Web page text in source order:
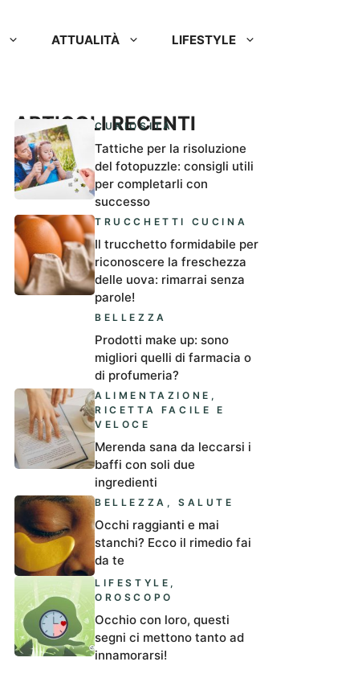
ATTUALITÀ LIFESTYLE
ARTICOLI RECENTI
CURIOSITÀ
Tattiche per la risoluzione
del fotopuzzle: consigli utili
per completarli con
successo
TRUCCHETTI CUCINA
Il trucchetto formidabile per
riconoscere la freschezza
delle uova: rimarrai senza
parole!
BELLEZZA
Prodotti make up: sono
migliori quelli di farmacia o
di profumeria?
ALIMENTAZIONE ,
RICETTA FACILE E
VELOCE
Merenda sana da leccarsi i
baffi con soli due
ingredienti
BELLEZZA ,SALUTE
Occhi raggianti e mai
stanchi? Ecco il rimedio fai
da te
LIFESTYLE ,
OROSCOPO
Occhio con loro, questi
segni ci mettono tanto ad
innamorarsi!